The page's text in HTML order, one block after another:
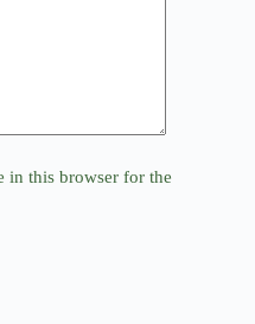
in this browser for the